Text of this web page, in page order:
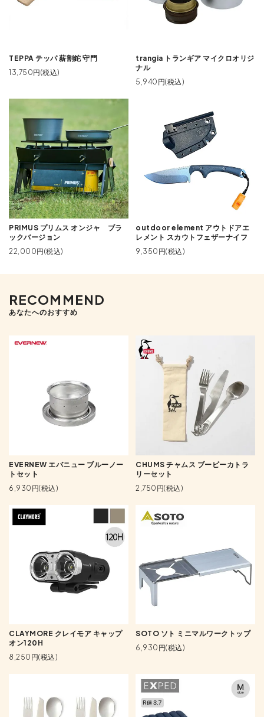
TEPPA テッパ 薪割鉈 守門
13,750円(税込)
trangia トランギア マイクロオリジ
ナル
5,940円(税込)
PRIMUS プリムス オンジャ ブラ
ックバージョン
22,000円(税込)
outdoor element アウトドアエ
レメント スカウトフェザーナイフ
9,350円(税込)
RECOMMEND
あなたへのおすすめ
EVERNEW エバニュー ブルーノー
トセット
6,930円(税込)
CHUMS チャムス ブービーカトラ
リーセット
2,750円(税込)
CLAYMORE クレイモア キャップ
オン120H
8,250円(税込)
SOTO ソト ミニマルワークトップ
6,930円(税込)